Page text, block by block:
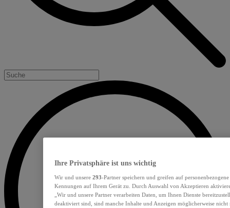
Ihre Privatsphäre ist uns wichtig
Wir und unsere 293-Partner speichern und greifen auf
Kennungen auf Ihrem Gerät zu. Durch Auswahl von Akzeptieren
„Wir und unsere Partner verarbeiten Daten, um Ihnen Dienste
deaktiviert sind, sind manche Inhalte und Anzeigen möglicherweise nicht